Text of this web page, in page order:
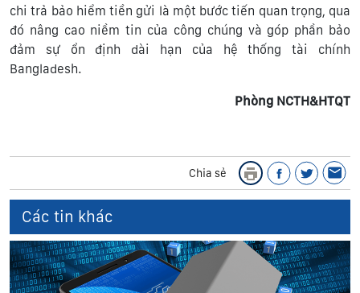
chi trả bảo hiểm tiền gửi là một bước tiến quan trọng, qua
đó nâng cao niềm tin của công chúng và góp phần bảo
đảm sự ổn định dài hạn của hệ thống tài chính
Bangladesh.
Phòng NCTH&HTQT
Chia sẻ
Các tin khác